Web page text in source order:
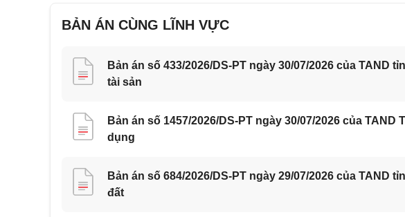
BẢN ÁN CÙNG LĨNH VỰC
Bản án số 433/2026/DS-PT ngày 30/07/2026 của
tài sản
Bản án số 1457/2026/DS-PT ngày 30/07/2026 của
dụng
Bản án số 684/2026/DS-PT ngày 29/07/2026 của
đất